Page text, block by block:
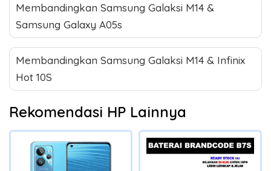
Membandingkan Samsung Galaksi M14 &
Samsung Galaxy A05s
Membandingkan Samsung Galaksi M14 & Infinix
Hot 10S
Rekomendasi HP Lainnya